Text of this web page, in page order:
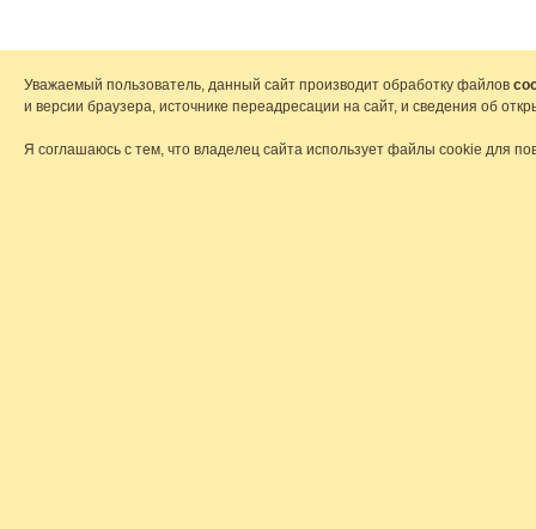
Уважаемый пользователь, данный сайт производит обработку файлов
и версии браузера, источнике переадресации на сайт, и сведения об
Я соглашаюсь с тем, что владелец сайта использует файлы cookie для